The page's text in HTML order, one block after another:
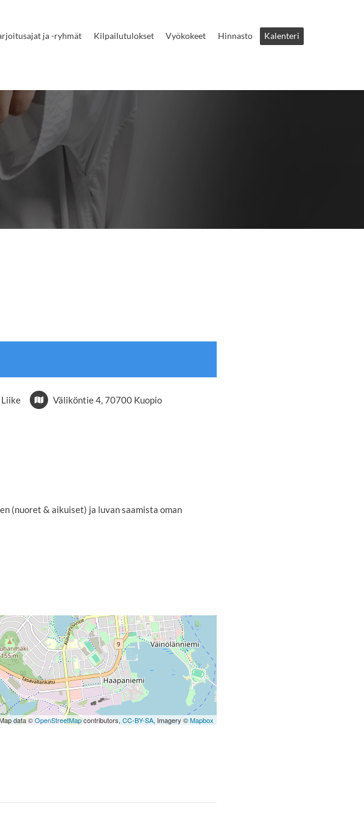
ja -ryhmät Kilpailutulokset Vyökokeet Hinnasto
Kalenteri
Liike Väliköntie 4, 70700 Kuopio
(nuoret & aikuiset) ja luvan saamista oman
data ©OpenStreetMapcontributors, CC-BY-SA, Imagery ©Mapbox